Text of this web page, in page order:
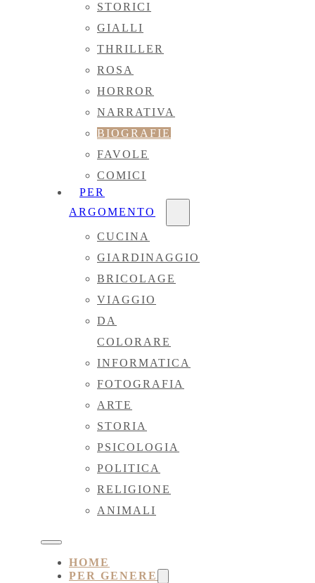
STORICI
GIALLI
THRILLER
ROSA
HORROR
NARRATIVA
BIOGRAFIE
FAVOLE
COMICI
PER
ARGOMENTO
CUCINA
GIARDINAGGIO
BRICOLAGE
VIAGGIO
DA
COLORARE
INFORMATICA
FOTOGRAFIA
ARTE
STORIA
PSICOLOGIA
POLITICA
RELIGIONE
ANIMALI
HOME
PER GENERE